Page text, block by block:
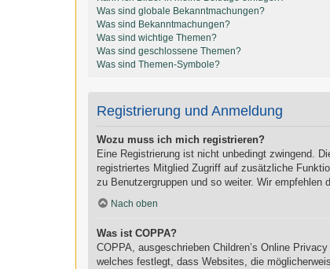
Was sind globale Bekanntmachungen?
Was sind Bekanntmachungen?
Was sind wichtige Themen?
Was sind geschlossene Themen?
Was sind Themen-Symbole?
Registrierung und Anmeldung
Wozu muss ich mich registrieren?
Eine Registrierung ist nicht unbedingt zwingend.
registriertes Mitglied Zugriff auf zusätzliche
zu Benutzergruppen und so weiter. Wir
Nach oben
Was ist COPPA?
COPPA, ausgeschrieben Children’s Online
welches festlegt, dass Websites, die